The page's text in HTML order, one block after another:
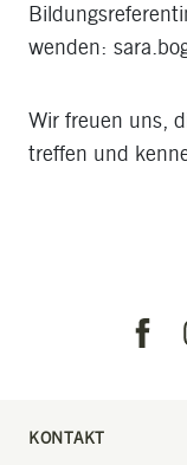
wenden:
Wir freuen uns,
treffen und
KONTAKT